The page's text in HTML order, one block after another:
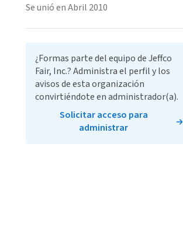
Se unió en Abril 2010
¿Formas parte del equipo de Jeffco
Fair, Inc.? Administra el perfil y los
avisos de esta organización
convirtiéndote en administrador(a).
Solicitar acceso para
administrar